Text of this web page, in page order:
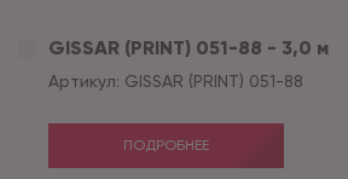
GISSAR (PRINT) 051-88 - 3,0 м
Артикул: GISSAR (PRINT) 051-88
ПОДРОБНЕЕ